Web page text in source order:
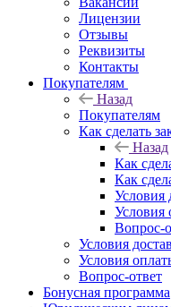
Лицензии
Отзывы
Реквизиты
Контакты
Покупателям
Назад
Покупателям
Как сделать
Назад
Как
Как
Условия
Условия
Вопрос-
Условия
Условия
Вопрос-ответ
Бонусная программа